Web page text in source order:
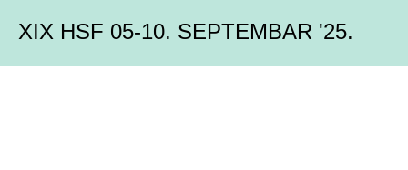
XIX HSF 05-10. SEPTEMBAR '25.